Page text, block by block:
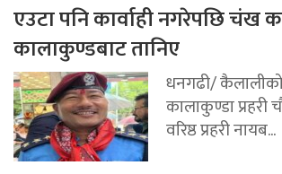
एउटा पनि कार्वाही नगरेपछि चंख
कालाकुण्डबाट तानिए
धनगढी/
कालाकुण्डा प्रहरी
वरिष्ठ प्रहरी नायब...